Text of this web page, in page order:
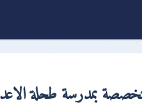
بمدرسة طحلة